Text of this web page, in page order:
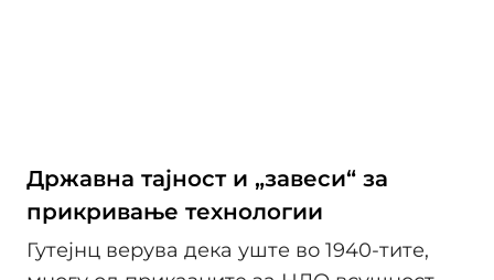
Државна тајност и „завеси“ за
прикривање технологии
Гутејнц верува дека уште во 1940-тите,